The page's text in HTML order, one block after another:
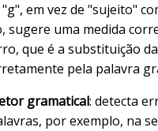
em vez de "sujeito"
sugere uma medida
que é a substituição
pela palavra
gramatical: detecta
por exemplo, na